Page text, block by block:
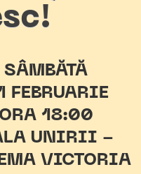
SÂMBĂTĂ
FEBRUARIE
ORA 18:00
UNIRII -
VICTORIA